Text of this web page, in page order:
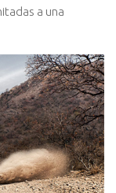
a una